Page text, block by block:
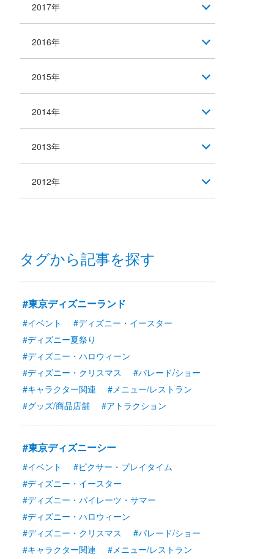
2017年
2016年
2015年
2014年
2013年
2012年
タグから記事を探す
#東京ディズニーランド
#イベント
#ディズニー・イースター
#ディズニー夏祭り
#ディズニー・ハロウィーン
#ディズニー・クリスマス
#パレード/ショー
#キャラクター関連
#メニュー/レストラン
#グッズ/商品店舗
#アトラクション
#東京ディズニーシー
#イベント
#ピクサー・プレイタイム
#ディズニー・イースター
#ディズニー・パイレーツ・サマー
#ディズニー・ハロウィーン
#ディズニー・クリスマス
#パレード/ショー
#キャラクター関連
#メニュー/レストラン